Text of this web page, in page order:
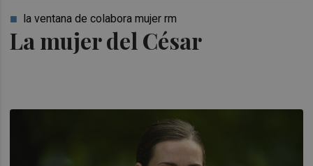
La mujer del César
la ventana de colabora mujer rm